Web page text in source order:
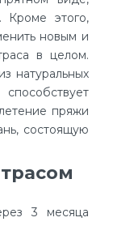
Кроме этого,
новым и
в целом.
натуральных
пряжи
состоящую
3 месяца